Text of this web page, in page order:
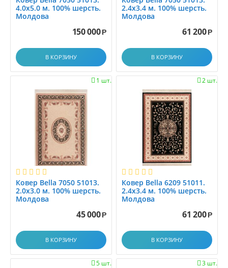
1.17x1.17
1.1x1.5
1.1x2.0
1.25x1.5
1.25x4.0
1.2x1.2
1.2x1.4
1.2x1.45
1.2x1.5
1.2x1.7
1.2x1.8
1.2x2.0
1.2x2.15
1.2x2.8
1.2x3.5
4.0x5.0 м. 100% шерсть.
Молдова
150 000 Р
В КОРЗИНУ
2.4x3.4 м. 100% шерсть.
Молдова
61 200 Р
В КОРЗИНУ
1 шт.

Ковер Bella 7050 51013.
2.0x3.0 м. 100% шерсть.
Молдова
45 000 Р
В КОРЗИНУ
2 шт.

Ковер Bella 6209 51011.
2.4x3.4 м. 100% шерсть.
Молдова
61 200 Р
В КОРЗИНУ
5 шт.
 3 шт.
